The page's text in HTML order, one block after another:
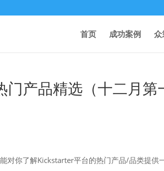
首页 成功案例 众
产品精选（十二月第
对你了解Kickstarter平台的热门产品/品类提供